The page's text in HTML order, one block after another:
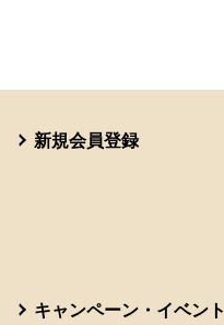
新規会員登録
キャンペーン・イベント